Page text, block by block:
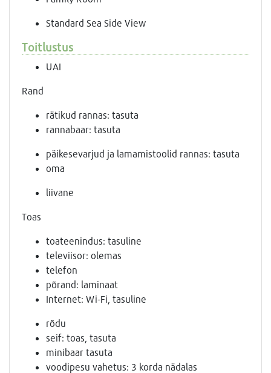
Standard Sea Side View
Toitlustus
UAI
Rand
rätikud rannas: tasuta
rannabaar: tasuta
päikesevarjud ja lamamistoolid rannas: tasuta
oma
liivane
Toas
toateenindus: tasuline
televiisor: olemas
telefon
põrand: laminaat
Internet: Wi-Fi, tasuline
rõdu
seif: toas, tasuta
minibaar tasuta
voodipesu vahetus: 3 korda nädalas